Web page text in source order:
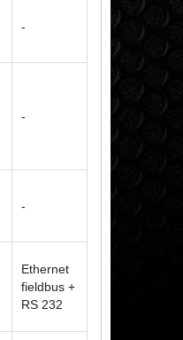
-
-
-
Ethernet
fieldbus +
RS 232